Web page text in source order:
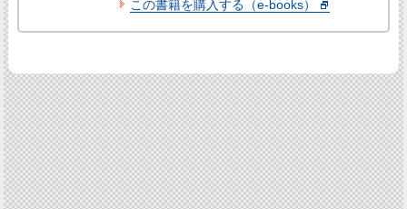
この書籍を購入する（e-books）